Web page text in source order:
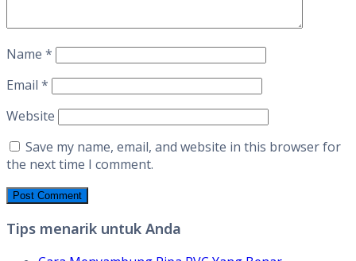
Name *
Email *
Website
Save my name, email, and website in this browser for
the next time I comment.
Tips menarik untuk Anda